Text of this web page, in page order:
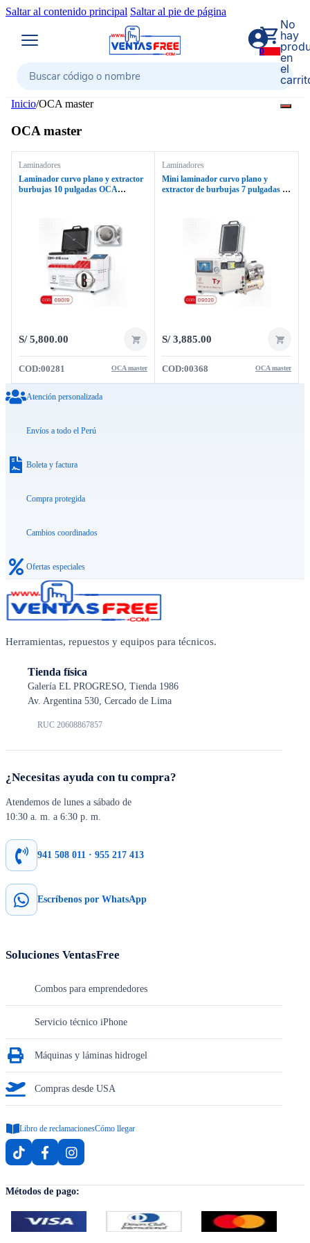
Saltar al contenido principal Saltar al pie de página
Buscar
0
No
hay
en
el
Inicio/OCA master
OCA master
Laminadores
Laminador curvo plano y extractor
burbujas 10 pulgadas OCA
S/5,800.00
COD:00281 OCA master
Laminadores
Mini laminador curvo plano y
extractor de burbujas 7 pulgadas +
S/3,885.00
COD:00368 OCA master
Atención personalizada
Envíos a todo el Perú
Boleta y factura
Compra protegida
Cambios coordinados
Ofertas especiales
Herramientas, repuestos y equipos para técnicos.
Tienda física
Galería EL PROGRESO, Tienda 1986
Av. Argentina 530, Cercado de Lima
RUC 20608867857
¿Necesitas ayuda con tu compra?
Atendemos de lunes a sábado de
10:30 a. m. a 6:30 p. m.
941 508 011 · 955 217 413
Escríbenos por WhatsApp
Soluciones VentasFree
Combos para emprendedores
Servicio técnico iPhone
Máquinas y láminas hidrogel
Compras desde USA
Libro de reclamacionesCómo llegar
Métodos de pago: